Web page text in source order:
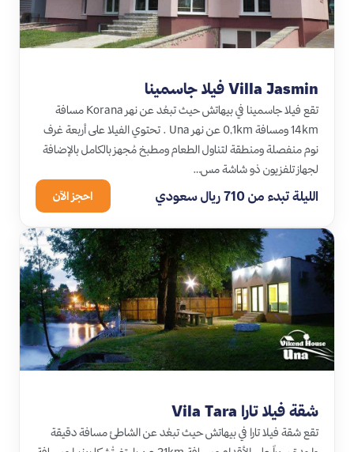
Villa Jasmin فيلا جاسمينا
تقع فيلا جاسمينا في بيهاتش حيث تبعُد عن نهر Korana مسافة
14km ومسافة 0,1km عن نهر Una . تحتوي الفيلا على أربعة غرف
نوم منفصلة ومنطقة لتناول الطعام ومطبخ مُجهز بالكامل بالإضافة
لجهاز تلفزيون ذو شاشة مس…
الليلة تبدء من 710 ريال سعودي احجز الآن
شقة فيلا تارا Vila Tara
تقع شقة فيلا تارا في بيهاتش حيث تبعُد عن الشاطئ مسافة دقيقة